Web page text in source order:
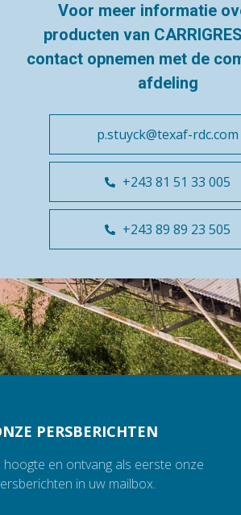
Voor meer informatie
producten van
contact opnemen met de
afdeling
p.stuyck@texaf-rdc.com
+243 81 51 33 005
+243 89 89 23 505
PERSBERICHTEN
hoogte en ontvang als eerste onze
in uw mailbox.